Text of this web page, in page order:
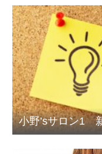
小野’sサロン1